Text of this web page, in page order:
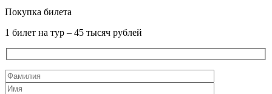
Покупка билета
1 билет на тур – 45 тысяч рублей